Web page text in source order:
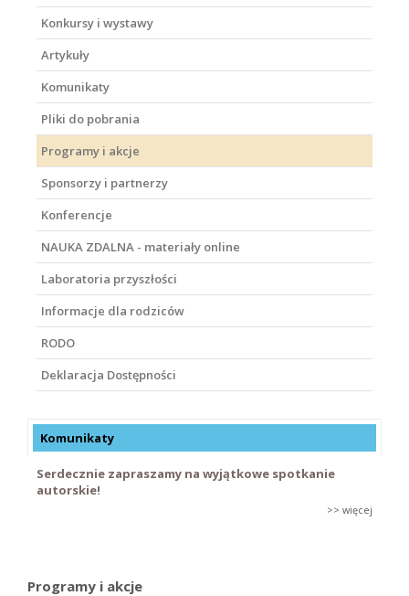
Konkursy i wystawy
Artykuły
Komunikaty
Pliki do pobrania
Programy i akcje
Sponsorzy i partnerzy
Konferencje
NAUKA ZDALNA - materiały online
Laboratoria przyszłości
Informacje dla rodziców
RODO
Deklaracja Dostępności
Komunikaty
Serdecznie zapraszamy na wyjątkowe spotkanie
autorskie!
>> więcej
Programy i akcje